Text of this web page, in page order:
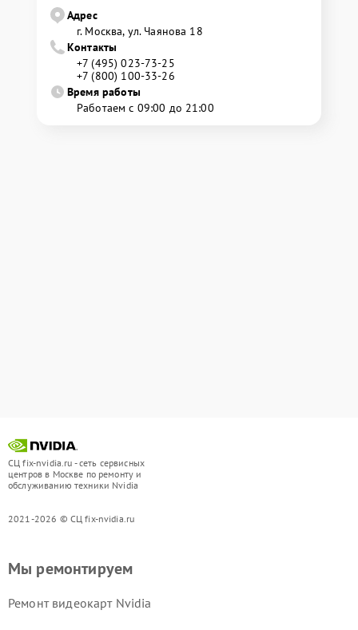
Адрес
г. Москва, ул. Чаянова 18
Контакты
+7 (495) 023-73-25
+7 (800) 100-33-26
Время работы
Работаем с 09:00 до 21:00
СЦ fix-nvidia.ru - сеть сервисных
центров в Москве по ремонту и
обслуживанию техники Nvidia
2021-2026 © СЦ fix-nvidia.ru
Мы ремонтируем
Ремонт видеокарт Nvidia